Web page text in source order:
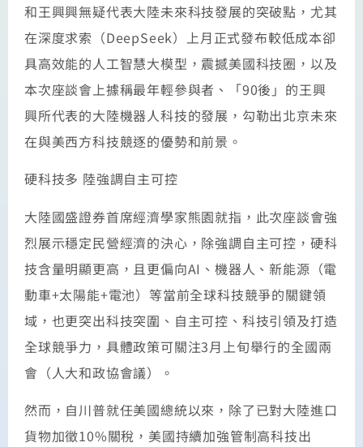
和王興興無疑代表大陸未來科技發展的突破點，尤其
在深度求索（DeepSeek）上月正式發布較低成本卻
具高效能的人工智慧大模型，震撼美國科技圈，以及
本次座談會上據稱最年輕參與者、「90後」的王興
興所代表的大陸機器人科技的發展，勾勒出北京未來
在與美西方科技競逐的優勢和前景。
硬科技多 陸強調自主可控
大陸國盛證券首席經濟學家熊園就指，此次座談會強
烈展示穩定民營經濟的決心，除強調自主可控，硬科
技含量明顯更高，且更偏向AI、機器人、新能源（電
動車+太陽能+電池）等當前全球科技競爭的關鍵領
域，也更突出科技突圍、自主可控、科技引領及打造
全球競爭力，具體政策可關注3月上旬舉行的全國兩
會（人大和政協會議）。
然而，自川普就任美國總統以來，除了已對大陸進口
貨物加徵10%關稅，美國持續加強管制高科技出